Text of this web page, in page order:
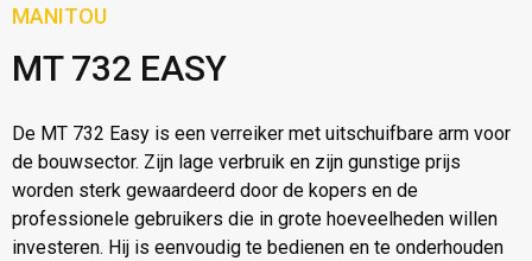
MANITOU
MT 732 EASY
De MT 732 Easy is een verreiker met uitschuifbare arm voor
de bouwsector. Zijn lage verbruik en zijn gunstige prijs
worden sterk gewaardeerd door de kopers en de
professionele gebruikers die in grote hoeveelheden willen
investeren. Hij is eenvoudig te bedienen en te onderhouden